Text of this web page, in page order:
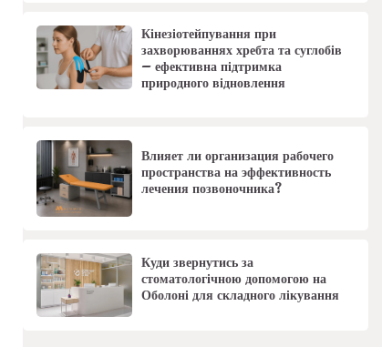
Кінезіотейпування при
захворюваннях хребта та суглобів
– ефективна підтримка
природного відновлення
Влияет ли организация рабочего
пространства на эффективность
лечения позвоночника?
Куди звернутись за
стоматологічною допомогою на
Оболоні для складного лікування